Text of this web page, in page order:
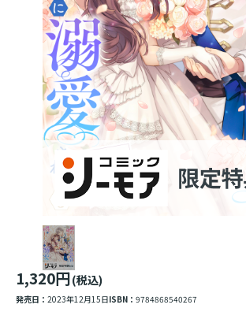
1,320円(税込)
発売日： 2023年12月15日ISBN： 9784868540267